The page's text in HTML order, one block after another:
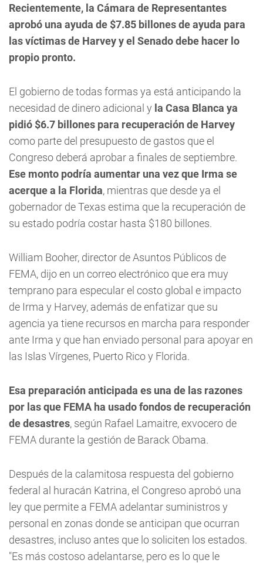
Recientemente, la Cámara de Representantes
aprobó una ayuda de $7.85 billones de ayuda para
las víctimas de Harvey y el Senado debe hacer lo
propio pronto.
El gobierno de todas formas ya está anticipando la
necesidad de dinero adicional y la Casa Blanca ya
pidió $6.7 billones para recuperación de Harvey
como parte del presupuesto de gastos que el
Congreso deberá aprobar a finales de septiembre.
Ese monto podría aumentar una vez que Irma se
acerque a la Florida, mientras que desde ya el
gobernador de Texas estima que la recuperación de
su estado podría costar hasta $180 billones.
William Booher, director de Asuntos Públicos de
FEMA, dijo en un correo electrónico que era muy
temprano para especular el costo global e impacto
de Irma y Harvey, además de enfatizar que su
agencia ya tiene recursos en marcha para responder
ante Irma y que han enviado personal para apoyar en
las Islas Vírgenes, Puerto Rico y Florida.
Esa preparación anticipada es una de las razones
por las que FEMA ha usado fondos de recuperación
de desastres, según Rafael Lamaitre, exvocero de
FEMA durante la gestión de Barack Obama.
Después de la calamitosa respuesta del gobierno
federal al huracán Katrina, el Congreso aprobó una
ley que permite a FEMA adelantar suministros y
personal en zonas donde se anticipan que ocurran
desastres, incluso antes que lo soliciten los estados.
"Es más costoso adelantarse, pero es lo que le